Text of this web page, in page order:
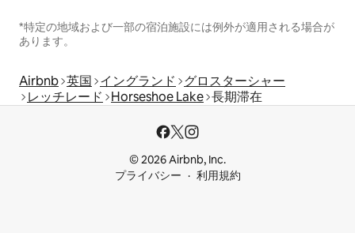
*特定の地域および一部の宿泊施設には例外が適用される場合が
あります。
Airbnb 英国 イングランド
グロスターシャー
レッチレード
Horseshoe Lake 長期滞在
© 2026 Airbnb, Inc.
プライバシー
利用規約